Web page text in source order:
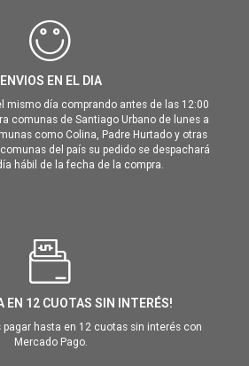
ENVIOS EN EL DIA
mismo día comprando antes de las 12:00
comunas de Santiago Urbano de lunes a
como Colina, Padre Hurtado y otras
del país su pedido se despachará
hábil de la fecha de la compra.
EN 12 CUOTAS SIN INTERÉS!
pagar hasta en 12 cuotas sin interés con
Mercado Pago.